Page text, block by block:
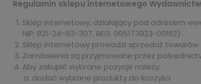
Regulamin sklepu internetowego
Sklep internetowy, działający pod adresem
NIP: 821-24-93-307, REG. 005173923-00162)
Sklep internetowy prowadzi sprzedaż
Zamówienia są przyjmowane przez
Aby zakupić wybrane pozycje należy:
dodać wybrane produkty do koszyka